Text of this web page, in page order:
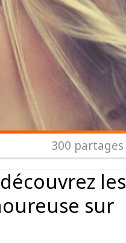
300 partages
les
sur